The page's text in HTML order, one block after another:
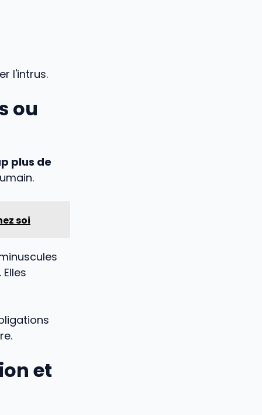
l'intrus.
ou
plus de
soi
. Elles
et